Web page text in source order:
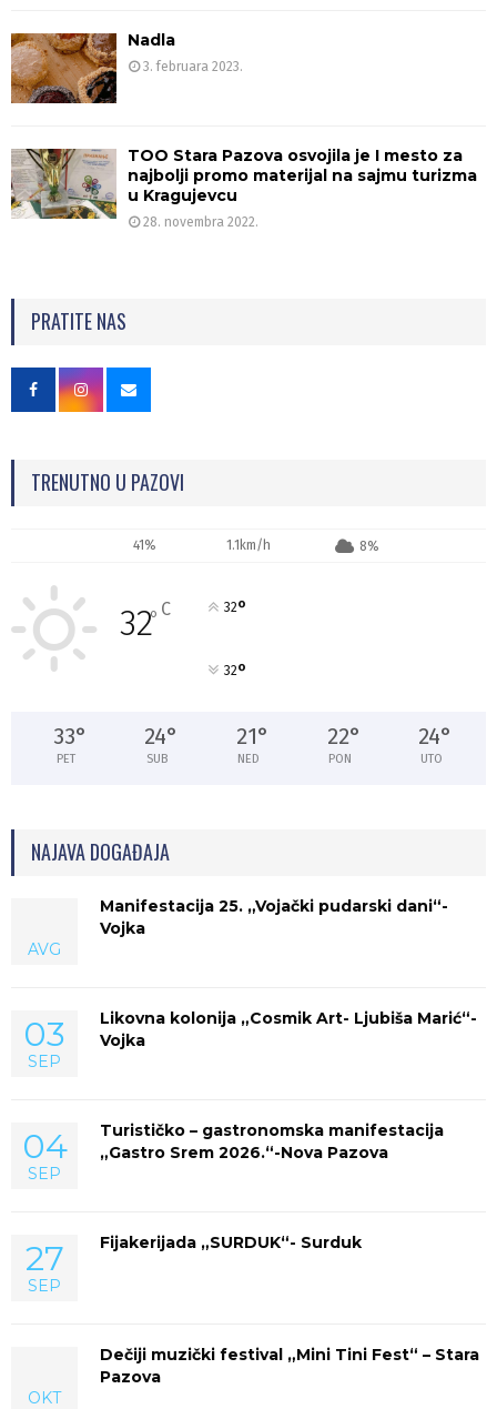
Nadla
3. februara 2023.
TOO Stara Pazova osvojila je I mesto za
najbolji promo materijal na sajmu turizma
u Kragujevcu
28. novembra 2022.
PRATITE NAS
TRENUTNO U PAZOVI
41% 1.1km/h 8%
32° C 32°
32°
33°
PET
24°
SUB
21°
NED
22°
PON
24°
UTO
NAJAVA DOGAĐAJA
AVG
Manifestacija 25. „Vojački pudarski dani“-
Vojka
03
SEP
Likovna kolonija „Cosmik Art- Ljubiša Marić“-
Vojka
04
SEP
Turističko – gastronomska manifestacija
„Gastro Srem 2026.“-Nova Pazova
27
SEP
Fijakerijada „SURDUK“- Surduk
OKT
Dečiji muzički festival „Mini Tini Fest“ – Stara
Pazova